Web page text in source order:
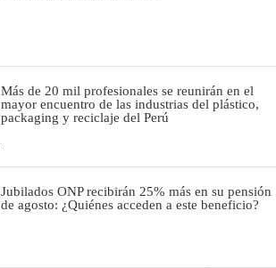
Más de 20 mil profesionales se reunirán en el
mayor encuentro de las industrias del plástico,
packaging y reciclaje del Perú
Jubilados ONP recibirán 25% más en su pensión
de agosto: ¿Quiénes acceden a este beneficio?